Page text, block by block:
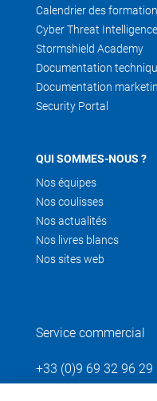
Calendrier des
Cyber Threat Intelligence
Stormshield Academy
Documentation
Documentation
Security Portal
QUI SOMMES-NOUS ?
Nos équipes
Nos coulisses
Nos actualités
Nos livres blancs
Nos sites web
Service commercial
+33 (0)9 69 32 96 29